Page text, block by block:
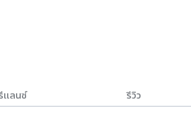
แลนซ์ รีวิว